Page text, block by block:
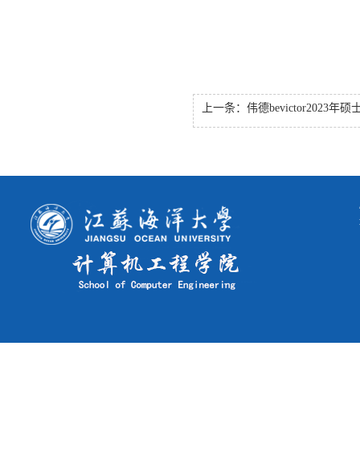
上一条： 伟德bevictor2023年硕士研究生调